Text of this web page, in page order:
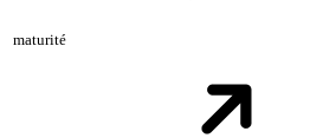
maturité